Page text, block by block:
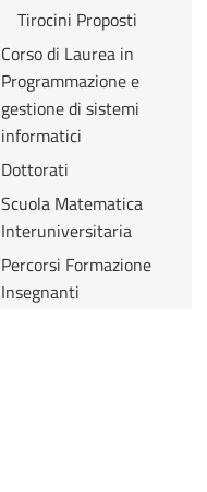
Tirocini Proposti
Corso di Laurea in
Programmazione e
gestione di sistemi
informatici
Dottorati
Scuola Matematica
Interuniversitaria
Percorsi Formazione
Insegnanti